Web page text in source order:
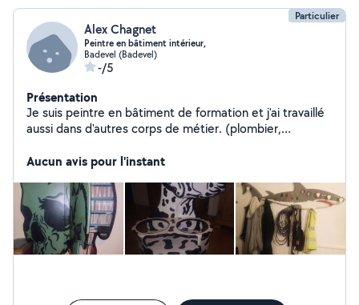
Particulier
Alex Chagnet
Peintre en bâtiment intérieur,
Badevel (Badevel)
-/5
Présentation
Je suis peintre en bâtiment de formation et j'ai travaillé
aussi dans d'autres corps de métier. (plombier,
métallique, monteur d'échafaudages, isolateur
des meubles disgn et fonctionnel,rénove des meubles
en bois ou autre. Je suis organiser, sérieux et propre
dans mon travail.
Aucun avis pour l'instant